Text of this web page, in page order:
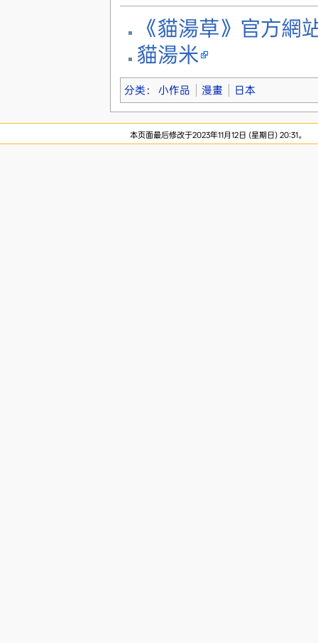
《貓湯草》官方網
貓湯米
分类 ： 小作品 漫畫 日本
本页面最后修改于2023年11月12日 (星期日) 20:31。